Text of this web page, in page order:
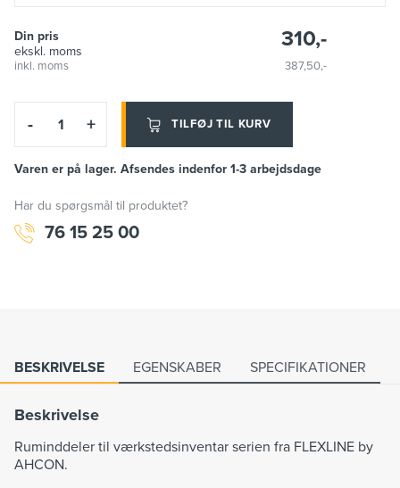
Din pris
ekskl. moms
310,-
inkl. moms 387,50,-
- + TILFØJ TIL KURV
Varen er på lager. Afsendes indenfor 1-3 arbejdsdage
Har du spørgsmål til produktet?
76 15 25 00
BESKRIVELSE EGENSKABER SPECIFIKATIONER
Beskrivelse
Ruminddeler til værkstedsinventar serien fra FLEXLINE by
AHCON.